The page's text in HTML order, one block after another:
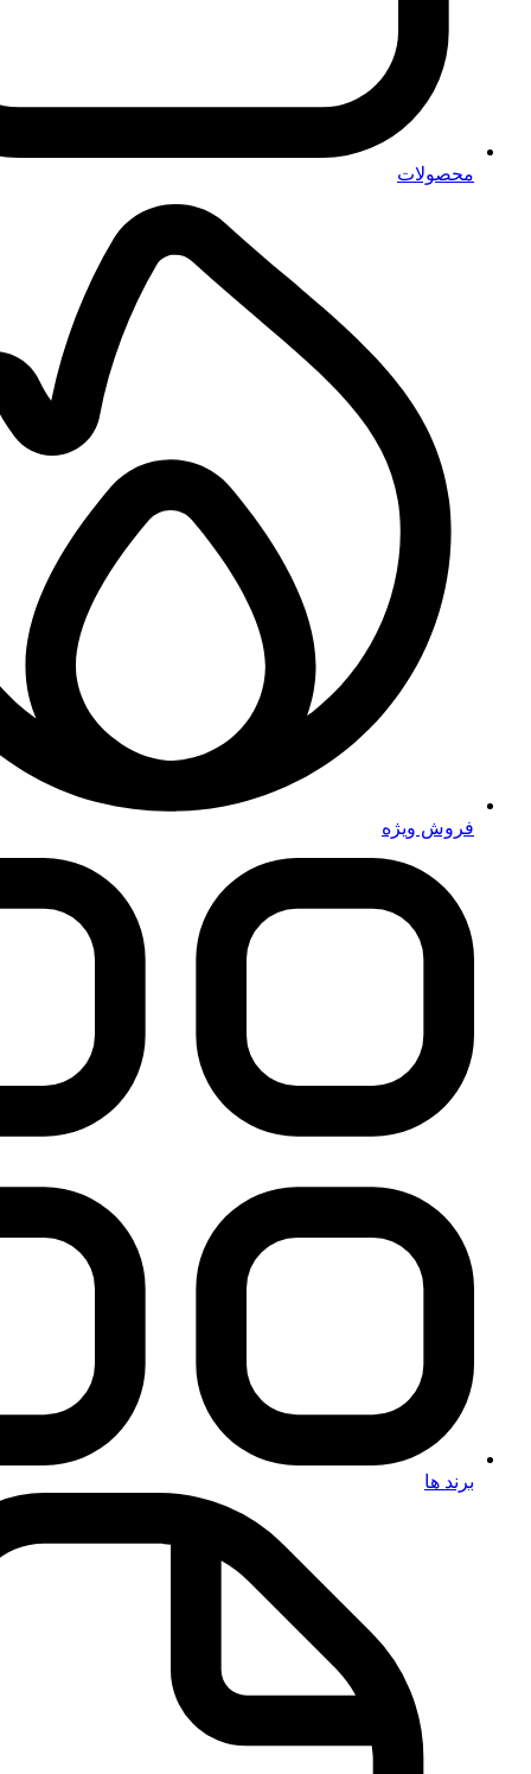
محصولات
فروش ویژه
برند ها